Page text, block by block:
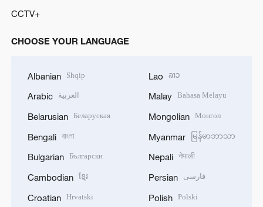
CCTV+
CHOOSE YOUR LANGUAGE
Albanian Shqip
Arabic العربية
Belarusian Беларуская
Bengali বাংলা
Bulgarian Български
Cambodian ខ្មែរ
Croatian Hrvatski
Lao ລາວ
Malay Bahasa Melayu
Mongolian Монгол
Myanmar မြန်မာဘာသာ
Nepali नेपाली
Persian فارسی
Polish Polski